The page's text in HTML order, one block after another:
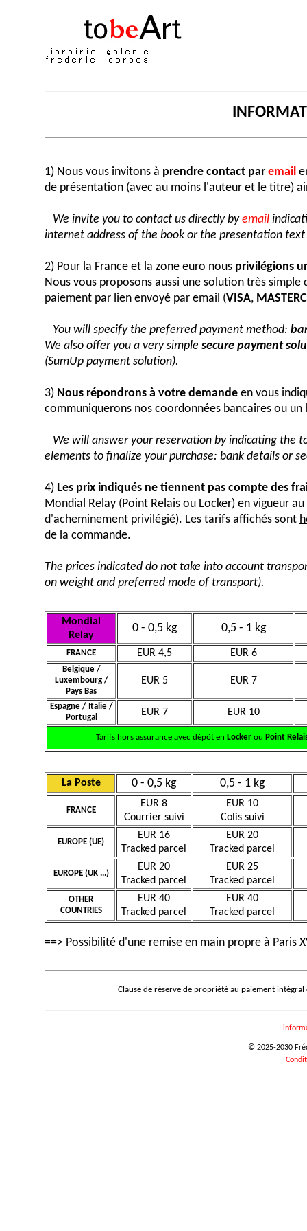
1) Nous vous invitons à prendre contact par email
de présentation (avec au moins l'auteur et le titre)
We invite you to contact us directly byemail
internet address of the book or the presentation
2) Pour la France et la zone euro nous privilégions
Nous vous proposons aussi une solution très simple
paiement par lien envoyé par email (VISA,
You will specify the preferred payment method:
We also offer you a very simple secure payment
(SumUp payment solution).
3) Nous répondrons à votre demande en vous
communiquerons nos coordonnées bancaires ou
We will answer your reservation by indicating the
elements to finalize your purchase: bank details or
4) Les prix indiqués ne tiennent pas compte des
Mondial Relay (Point Relais ou Locker) en vigueur
d'acheminement privilégié). Les tarifs affichés sont
de la commande.
The prices indicated do not take into account
on weight and preferred mode of transport).
Mondial
Relay
0 - 0,5 kg 0,5 - 1 kg
FRANCE EUR 4,5 EUR 6
Belgique /
Luxembourg /
Pays Bas
EUR 5 EUR 7
Espagne / Italie /
Portugal
EUR 7 EUR 10
Tarifs hors assurance avec dépôt en Lockerou Point
La Poste 0 - 0,5 kg 0,5 - 1 kg
FRANCE
EUR 8
Courrier suivi
EUR 10
Colis suivi
EUROPE (UE)
EUR 16
Tracked parcel
EUR 20
Tracked parcel
EUROPE (UK ...)
EUR 20
Tracked parcel
EUR 25
Tracked parcel
OTHER
COUNTRIES
EUR 40
Tracked parcel
EUR 40
Tracked parcel
==> Possibilité d'une remise en main propre à Paris
Clause de réserve de propriété au paiement
© 2025-2030